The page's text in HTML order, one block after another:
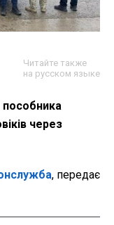
Читайте также
на русском языке
через
, передає